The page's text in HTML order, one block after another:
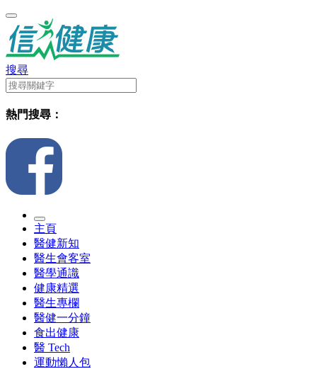
搜尋
熱門搜尋：
主頁
醫健新知
醫生會客室
醫學通識
健康精選
醫生專欄
醫健一分鐘
食出健康
醫 Tech
運動懶人包